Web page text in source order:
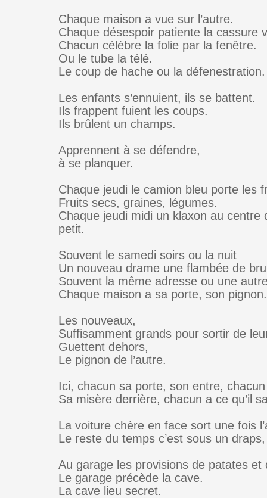
Chaque maison a vue sur l’autre.
Chaque désespoir patiente la cassure
Chacun célèbre la folie par la fenêtre.
Ou le tube la télé.
Le coup de hache ou la défenestration.
Les enfants s’ennuient, ils se battent.
Ils frappent fuient les coups.
Ils brûlent un champs.
Apprennent à se défendre,
à se planquer.
Chaque jeudi le camion bleu porte les
Fruits secs, graines, légumes.
Chaque jeudi midi un klaxon au centre
petit.
Souvent le samedi soirs ou la nuit
Un nouveau drame une flambée de
Souvent la même adresse ou une
Chaque maison a sa porte, son pignon.
Les nouveaux,
Suffisamment grands pour sortir de
Guettent dehors,
Le pignon de l’autre.
Ici, chacun sa porte, son entre,
Sa misère derrière, chacun a ce qu’il
La voiture chère en face sort une fois
Le reste du temps c’est sous un
Au garage les provisions de patates et
Le garage précède la cave.
La cave lieu secret.